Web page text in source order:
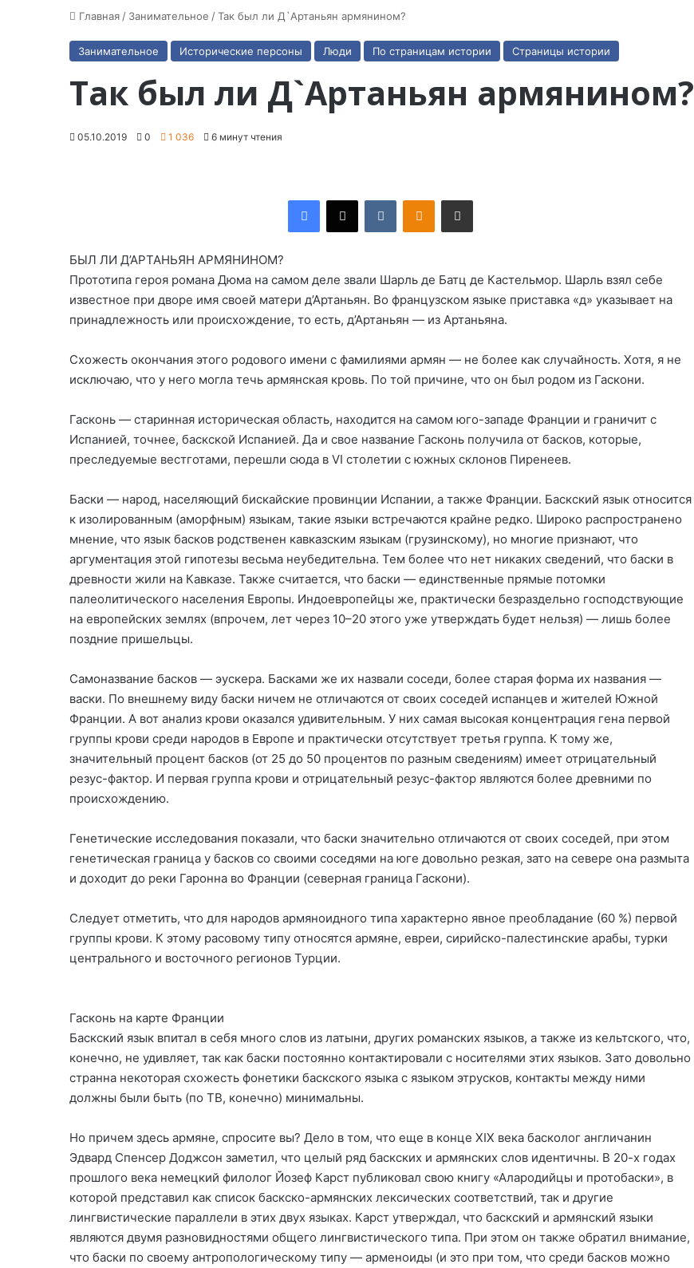
Главная / Занимательное /Так был ли Д`Артаньян армянином?
Занимательное Исторические персоны Люди По страницам истории Страницы истории
Так был ли Д`Артаньян армянином?
05.10.2019 0 1 036 6 минут чтения
БЫЛ ЛИ Д’АРТАНЬЯН АРМЯНИНОМ?
Прототипа героя романа Дюма на самом деле звали Шарль де Батц де Кастельмор. Шарль взял себе
известное при дворе имя своей матери д’Артаньян. Во французском языке приставка «д» указывает на
принадлежность или происхождение, то есть, д’Артаньян — из Артаньяна.
Схожесть окончания этого родового имени с фамилиями армян — не более как случайность. Хотя, я не
исключаю, что у него могла течь армянская кровь. По той причине, что он был родом из Гаскони.
Гасконь — старинная историческая область, находится на самом юго-западе Франции и граничит с
Испанией, точнее, баскской Испанией. Да и свое название Гасконь получила от басков, которые,
преследуемые вестготами, перешли сюда в VI столетии с южных склонов Пиренеев.
Баски — народ, населяющий бискайские провинции Испании, а также Франции. Баскский язык относится
к изолированным (аморфным) языкам, такие языки встречаются крайне редко. Широко распространено
мнение, что язык басков родственен кавказским языкам (грузинскому), но многие признают, что
аргументация этой гипотезы весьма неубедительна. Тем более что нет никаких сведений, что баски в
древности жили на Кавказе. Также считается, что баски — единственные прямые потомки
палеолитического населения Европы. Индоевропейцы же, практически безраздельно господствующие
на европейских землях (впрочем, лет через 10–20 этого уже утверждать будет нельзя) — лишь более
поздние пришельцы.
Самоназвание басков — эускера. Басками же их назвали соседи, более старая форма их названия —
васки. По внешнему виду баски ничем не отличаются от своих соседей испанцев и жителей Южной
Франции. А вот анализ крови оказался удивительным. У них самая высокая концентрация гена первой
группы крови среди народов в Европе и практически отсутствует третья группа. К тому же,
значительный процент басков (от 25 до 50 процентов по разным сведениям) имеет отрицательный
резус-фактор. И первая группа крови и отрицательный резус-фактор являются более древними по
происхождению.
Генетические исследования показали, что баски значительно отличаются от своих соседей, при этом
генетическая граница у басков со своими соседями на юге довольно резкая, зато на севере она размыта
и доходит до реки Гаронна во Франции (северная граница Гаскони).
Следует отметить, что для народов армяноидного типа характерно явное преобладание (60 %) первой
группы крови. К этому расовому типу относятся армяне, евреи, сирийско-палестинские арабы, турки
центрального и восточного регионов Турции.
Гасконь на карте Франции
Баскский язык впитал в себя много слов из латыни, других романских языков, а также из кельтского, что,
конечно, не удивляет, так как баски постоянно контактировали с носителями этих языков. Зато довольно
странна некоторая схожесть фонетики баскского языка с языком этрусков, контакты между ними
должны были быть (по ТВ, конечно) минимальны.
Но причем здесь армяне, спросите вы? Дело в том, что еще в конце XIX века басколог англичанин
Эдвард Спенсер Доджсон заметил, что целый ряд баскских и армянских слов идентичны. В 20-х годах
прошлого века немецкий филолог Йозеф Карст публиковал свою книгу «Алародийцы и протобаски», в
которой представил как список баскско-армянских лексических соответствий, так и другие
лингвистические параллели в этих двух языках. Карст утверждал, что баскский и армянский языки
являются двумя разновидностями общего лингвистического типа. При этом он также обратил внимание,
что баски по своему антропологическому типу — арменоиды (и это при том, что среди басков можно